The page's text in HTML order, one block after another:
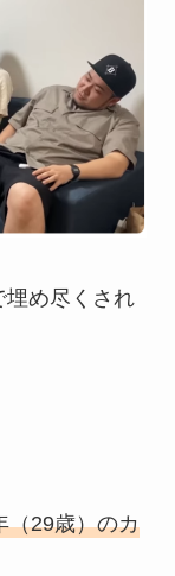
埋め尽くされ
（29歳）のカ